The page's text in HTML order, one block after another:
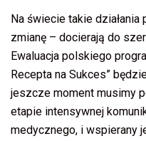
Na świecie takie
zmianę – docierają do
Ewaluacja polskiego
Recepta na Sukces”
jeszcze moment musimy
etapie intensywnej
medycznego, i wspierany